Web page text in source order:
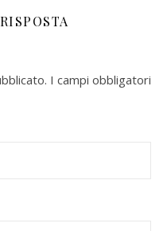
I campi obbligatori